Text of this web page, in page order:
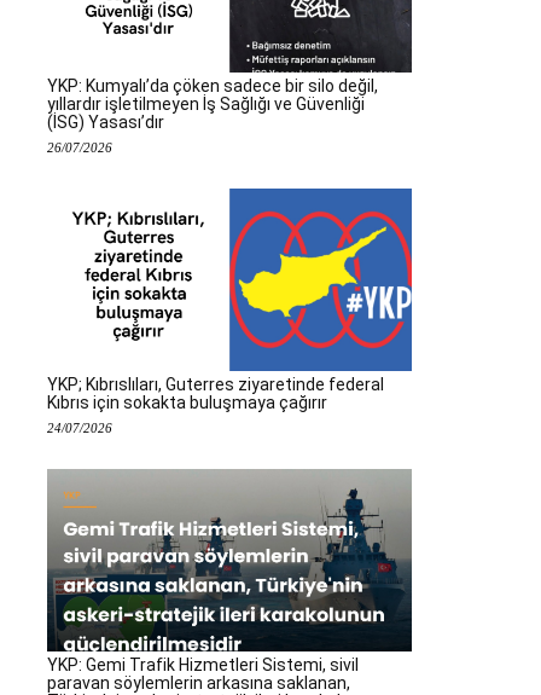
YKP: Kumyalı’da çöken sadece bir silo değil,
yıllardır işletilmeyen İş Sağlığı ve Güvenliği
(İSG) Yasası’dır
26/07/2026
YKP; Kıbrıslıları, Guterres ziyaretinde federal
Kıbrıs için sokakta buluşmaya çağırır
24/07/2026
YKP: Gemi Trafik Hizmetleri Sistemi, sivil
paravan söylemlerin arkasına saklanan,